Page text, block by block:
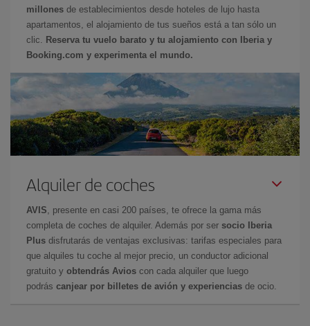
millones de establecimientos desde hoteles de lujo hasta
apartamentos, el alojamiento de tus sueños está a tan sólo un
clic.
Reserva tu vuelo barato y tu alojamiento con Iberia y
Booking.com y experimenta el mundo.
Alquiler de coches
AVIS , presente en casi 200 países, te ofrece la gama más
completa de coches de alquiler. Además por ser socio Iberia
Plus disfrutarás de ventajas exclusivas: tarifas especiales para
que alquiles tu coche al mejor precio, un conductor adicional
gratuito y obtendrás Avios con cada alquiler que luego
podrás canjear por billetes de avión y experiencias de ocio.